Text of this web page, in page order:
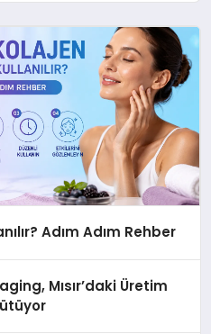
Adım Adım Rehber
Mısır’daki Üretim